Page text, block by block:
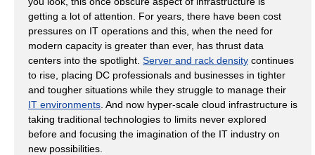
getting a lot of attention. For years, there have been cost
pressures on IT operations and this, when the need for
modern capacity is greater than ever, has thrust data
centers into the spotlight. Server and rack density continues
to rise, placing DC professionals and businesses in tighter
and tougher situations while they struggle to manage their
IT environments . And now hyper-scale cloud infrastructure is
taking traditional technologies to limits never explored
before and focusing the imagination of the IT industry on
new possibilities.